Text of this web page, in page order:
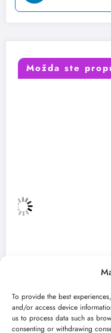
To provide the best
and/or access device
us to process data such as
consenting or withdrawing
Možda ste